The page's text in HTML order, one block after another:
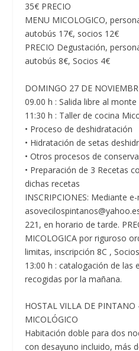
35€ PRECIO
MENU MICOLOGICO,
autobús 17€, socios 12€
PRECIO Degustación,
autobús 8€, Socios 4€
DOMINGO 27 DE
09.00 h : Salida libre al
11:30 h : Taller de cocina
• Proceso de deshidratación
• Hidratación de setas
• Otros procesos de
• Preparación de 3 Recetas
dichas recetas
INSCRIPCIONES: Mediante
221, en horario de tarde.
MICOLOGICA por riguroso
limitas, inscripción 8C ,
13:00 h : catalogación de las
recogidas por la mañana.
HOSTAL VILLA DE
MICOLÓGICO
Habitación doble para dos
con desayuno incluido, más